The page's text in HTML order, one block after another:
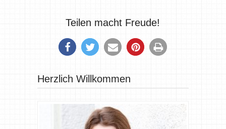
Teilen macht Freude!
Herzlich Willkommen